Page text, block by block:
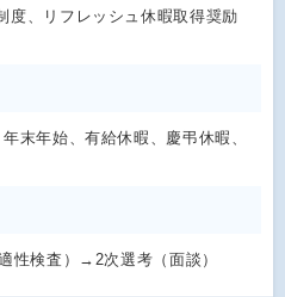
度、リフレッシュ休暇取得奨励
末年始、有給休暇、慶弔休暇、
性検査）→2次選考（面談）